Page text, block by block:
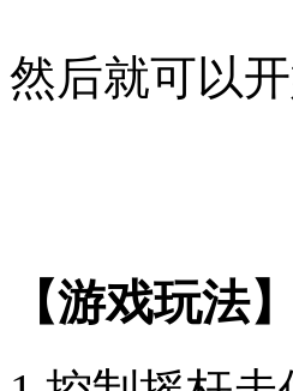
然后就可以
【游戏玩法】